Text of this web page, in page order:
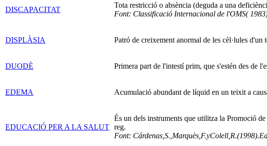
DISCAPACITAT
Tota restricció o absència (deguda a una
Font: Classificació Internacional de l'OMS(
DISPLÀSIA Patró de creixement anormal de les cèl·lules
DUODÈ Primera part de l'intestí prim, que s'estén des de
EDEMA Acumulació abundant de líquid en un teixit a
EDUCACIÓ PER A LA SALUT
És un dels instruments que utilitza la Promoció
reg.
Font: